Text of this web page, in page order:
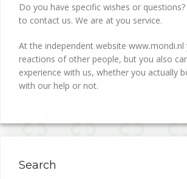
Do you have specific wishes or questions?
to contact us. We are at you service.
At the independent website www.mondi.nl
reactions of other people, but you also
experience with us, whether you actually
with our help or not.
Search